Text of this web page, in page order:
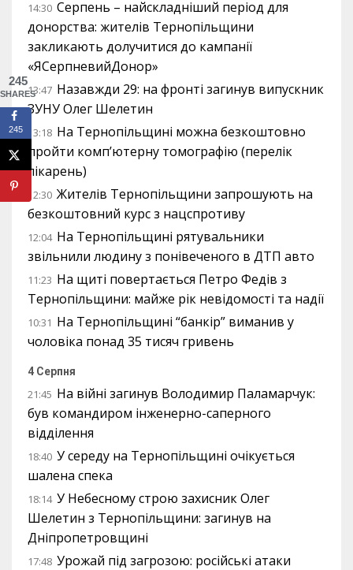
14:30 Серпень – найскладніший період для
донорства: жителів Тернопільщини
закликають долучитися до кампанії
«ЯСерпневийДонор»
13:47 Назавжди 29: на фронті загинув випускник
ЗУНУ Олег Шелетин
13:18 На Тернопільщині можна безкоштовно
пройти комп’ютерну томографію (перелік
лікарень)
12:30 Жителів Тернопільщини запрошують на
безкоштовний курс з нацспротиву
12:04 На Тернопільщині рятувальники
звільнили людину з понівеченого в ДТП авто
11:23 На щиті повертається Петро Федів з
Тернопільщини: майже рік невідомості та надії
10:31 На Тернопільщині “банкір” виманив у
чоловіка понад 35 тисяч гривень
4 Серпня
21:45 На війні загинув Володимир Паламарчук:
був командиром інженерно-саперного
відділення
18:40 У середу на Тернопільщині очікується
шалена спека
18:14 У Небесному строю захисник Олег
Шелетин з Тернопільщини: загинув на
Дніпропетровщині
17:48 Урожай під загрозою: російські атаки
245
SHARES
245